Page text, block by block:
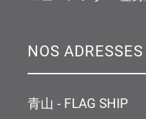
NOS ADRESSES
青山 - FLAG SHIP